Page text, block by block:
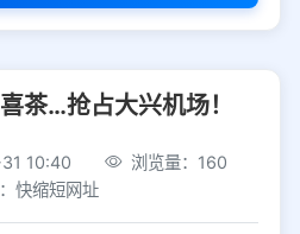
电商平台
拦截
茶…抢占大兴机场！
10:40
浏览量：160
快缩短网址